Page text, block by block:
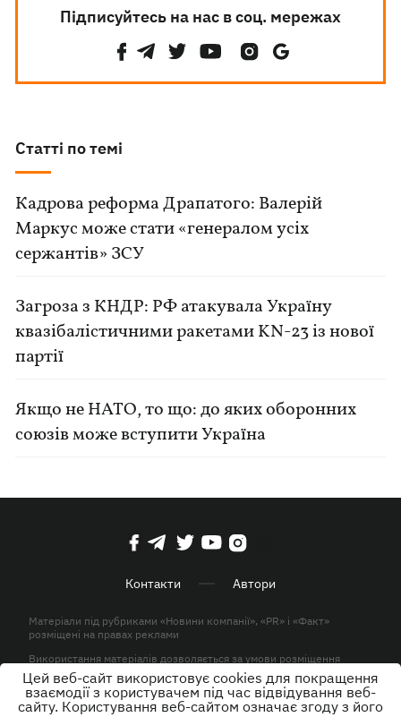
Підписуйтесь на нас в соц. мережах
Статті по темі
Кадрова реформа Драпатого: Валерій
Маркус може стати «генералом усіх
сержантів» ЗСУ
Загроза з КНДР: РФ атакувала Україну
квазібалістичними ракетами KN-23 із нової
партії
Якщо не НАТО, то що: до яких оборонних
союзів може вступити Україна
Контакти Автори
Матеріали під рубриками «Новини компанії», «PR» і «Факт»
розміщені на правах реклами
Використання матеріалів дозволяється за умови розміщення
активного гіперпосилання на KP.UA в першому абзаці.
© ТОВ «ЮЛАВ МЕДІА» 2026. Всі права захищені.
Цей веб-сайт використовує cookies для покращення
взаємодії з користувачем під час відвідування веб-
сайту. Користування веб-сайтом означає згоду з його